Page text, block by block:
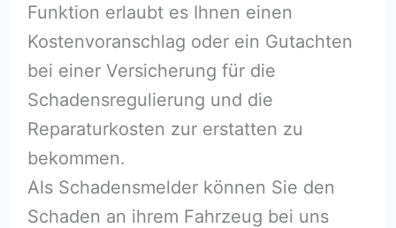
Funktion erlaubt es Ihnen einen
Kostenvoranschlag oder ein Gutachten
bei einer Versicherung für die
Schadensregulierung und die
Reparaturkosten zur erstatten zu
bekommen.
Als Schadensmelder können Sie den
Schaden an ihrem Fahrzeug bei uns